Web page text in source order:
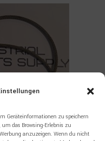
Geräteinformationen zu speichern
das Browsing-Erlebnis zu
anzuzeigen. Wenn du nicht